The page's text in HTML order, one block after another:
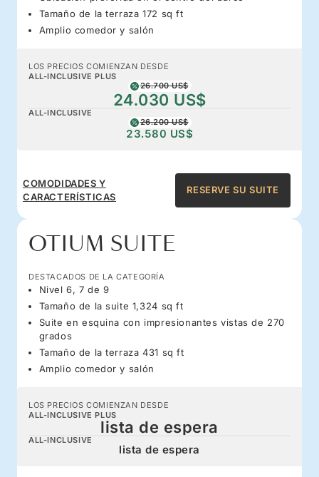
Tamaño de la terraza 172 sq ft
Amplio comedor y salón
LOS PRECIOS COMIENZAN DESDE
ALL-INCLUSIVE PLUS
26.700 US$
24.030 US$
ALL-INCLUSIVE
26.200 US$
23.580 US$
COMODIDADES Y
CARACTERÍSTICAS
RESERVE SU SUITE
OTIUM SUITE
DESTACADOS DE LA CATEGORÍA
Nivel 6, 7 de 9
Tamaño de la suite 1,324 sq ft
Suite en esquina con impresionantes vistas de 270
grados
Tamaño de la terraza 431 sq ft
Amplio comedor y salón
LOS PRECIOS COMIENZAN DESDE
ALL-INCLUSIVE PLUS
lista de espera
ALL-INCLUSIVE
lista de espera